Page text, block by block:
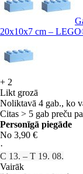
20x10x7 cm –
+ 2
Likt grozā
Noliktavā 4 gab., ko
Citas > 5 gab preču
Personīgā piegāde
No 3,90 €
·
C 13. – T 19. 08.
Vairāk